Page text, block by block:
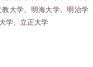
大学、明海大学、明治学
学、立正大学